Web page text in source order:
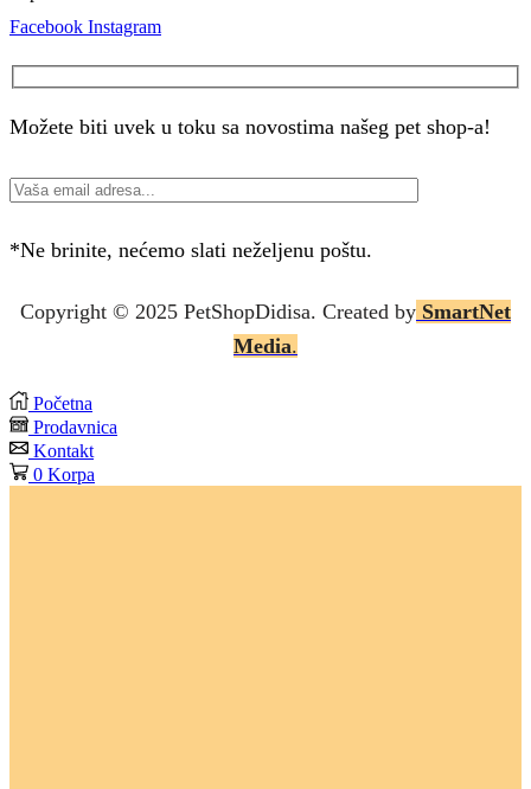
Facebook Instagram
Možete biti uvek u toku sa novostima našeg pet shop-a!
*Ne brinite, nećemo slati neželjenu poštu.
Copyright © 2025 PetShopDidisa. Created by SmartNet
Media.
Početna
Prodavnica
Kontakt
0 Korpa